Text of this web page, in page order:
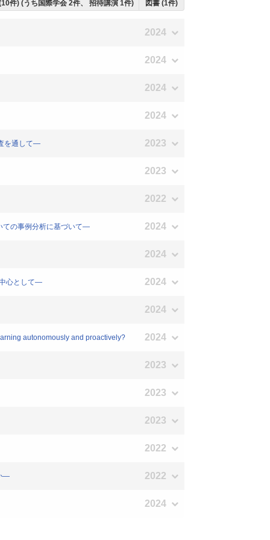
件) (うち国際学会 2件、 招待講演 1件) 図書 (1件)
2024
2024
2024
2024
を通して― 2023
2023
2022
ての事例分析に基づいて― 2024
2024
心として― 2024
2024
autonomously and proactively? 2024
2023
2023
2023
2022
― 2022
2024